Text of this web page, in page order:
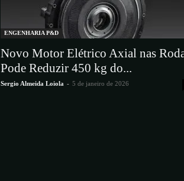
ENGENHARIA P&D
Novo Motor Elétrico Axial nas
Pode Reduzir 450 kg do...
Sergio Almeida Loiola - 5 de janeiro de 2026